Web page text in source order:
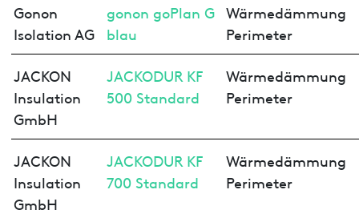
Gonon
Isolation AG
gonon goPlan G
blau
Wärmedämmung
Perimeter
JACKON
Insulation
GmbH
JACKODUR KF
500 Standard
Wärmedämmung
Perimeter
JACKON
Insulation
GmbH
JACKODUR KF
700 Standard
Wärmedämmung
Perimeter